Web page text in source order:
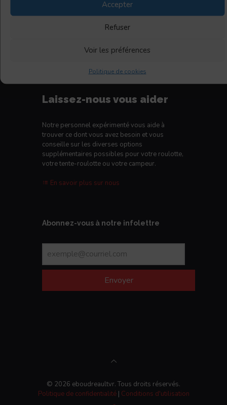
Accepter
Refuser
Voir les préférences
Politique de cookies
6165, boul. Wilfrid-Hamel
1 877-871 1895
Laissez-nous vous aider
Notre personnel expérimenté vous aide à
trouver ce dont vous avez besoin et vous
conseille sur les diverses options
supplémentaires possibles pour votre roulotte,
votre tente-roulotte ou votre campeur.
En savoir plus sur nous
Abonnez-vous à notre infolettre
Envoyer
© 2026 eboudreaultvr. Tous droits réservés.
Politique de confidentialité| Conditions d'utilisation